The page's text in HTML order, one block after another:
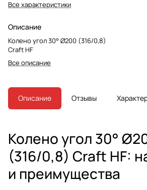
Все характеристики
Описание
Колено угол 30° Ø200 (316/0,8)
Craft HF
Все описание
Описание Отзывы
Колено угол 30°
(316/0,8) Craft HF:
и преимущества